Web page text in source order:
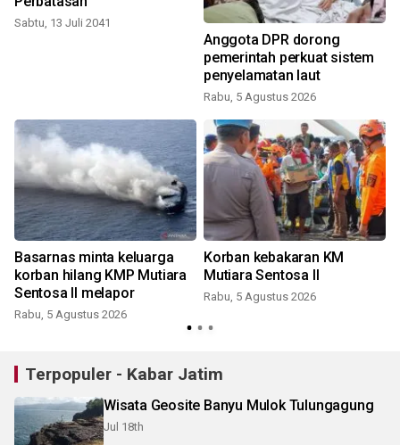
Sabtu, 13 Juli 2041
Anggota DPR dorong
pemerintah perkuat sistem
penyelamatan laut
Rabu, 5 Agustus 2026
Basarnas minta keluarga
korban hilang KMP Mutiara
Sentosa II melapor
Rabu, 5 Agustus 2026
Korban kebakaran KM
Mutiara Sentosa II
Rabu, 5 Agustus 2026
Terpopuler - Kabar Jatim
Wisata Geosite Banyu Mulok Tulungagung
Jul 18th